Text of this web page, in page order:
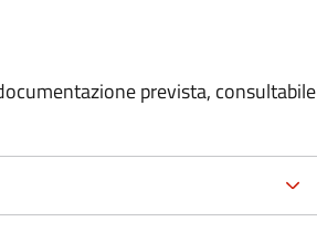
prevista, consultabile